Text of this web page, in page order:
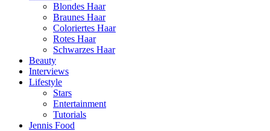
Blondes Haar
Braunes Haar
Coloriertes Haar
Rotes Haar
Schwarzes Haar
Beauty
Interviews
Lifestyle
Stars
Entertainment
Tutorials
Jennis Food